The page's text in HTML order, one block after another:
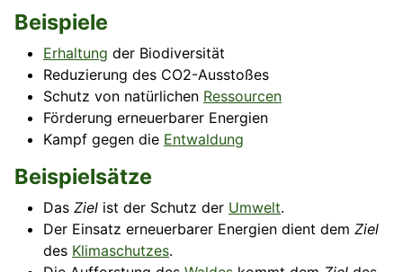
Beispiele
Erhaltung der Biodiversität
Reduzierung des CO2-Ausstoßes
Schutz von natürlichen Ressourcen
Förderung erneuerbarer Energien
Kampf gegen die Entwaldung
Beispielsätze
Das Ziel ist der Schutz der Umwelt.
Der Einsatz erneuerbarer Energien dient dem Ziel
des Klimaschutzes.